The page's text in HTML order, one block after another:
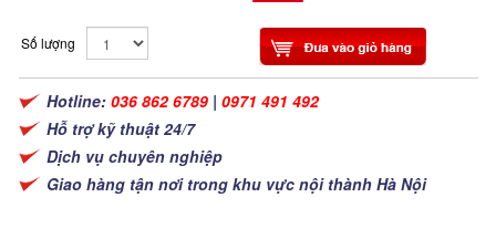
Số lượng
Hotline: 036 862 6789 | 0971 491 492
Hỗ trợ kỹ thuật 24/7
Dịch vụ chuyên nghiệp
Giao hàng tận nơi trong khu vực nội thành Hà Nội